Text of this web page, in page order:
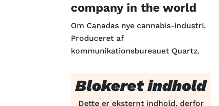
company in the world
Om Canadas nye cannabis-industri.
Produceret af
kommunikationsbureauet Quartz.
Blokeret indhold
Dette er eksternt indhold, derfor